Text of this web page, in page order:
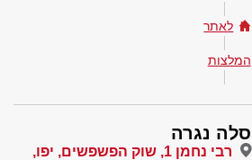
לאתר
המלצות
סלה נגרה
רבי נחמן 1, שוק הפשפשים, יפו,